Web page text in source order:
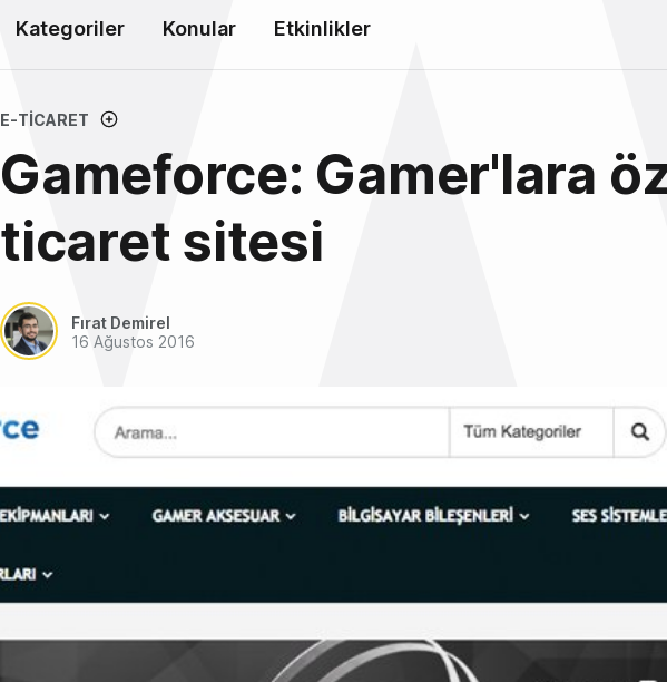
Kategoriler Konular Etkinlikler
E-TICARET
Gameforce: Gamer'lara
ticaret sitesi
Fırat Demirel
16 Ağustos 2016